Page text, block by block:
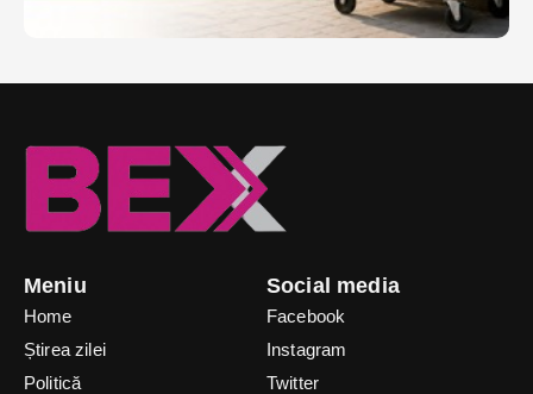
Meniu
Home
Știrea zilei
Politică
Social media
Facebook
Instagram
Twitter